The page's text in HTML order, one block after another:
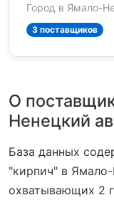
Город в Ямало-
3 поставщиков
О
Ненецкий
База данных
"кирпич" в
охватывающих 2